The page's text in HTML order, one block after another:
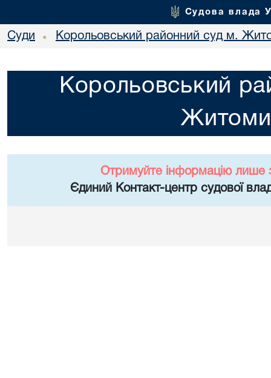
Судова влада
Суди • Корольовський районний суд м.
Корольовський
Отримуйте інформацію лише
Єдиний Контакт-центр судової